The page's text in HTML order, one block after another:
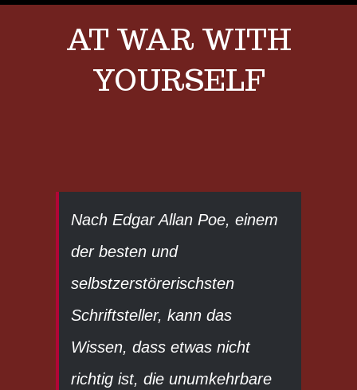
AT WAR WITH
YOURSELF
Nach Edgar Allan Poe, einem
der besten und
selbstzerstörerischsten
Schriftsteller, kann das
Wissen, dass etwas nicht
richtig ist, die unumkehrbare